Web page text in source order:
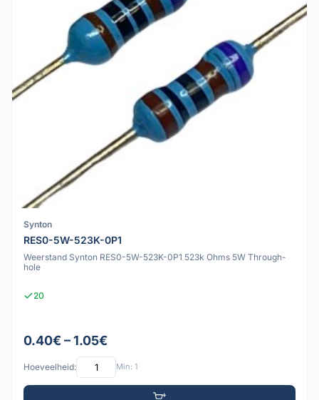
Synton
RES0-5W-523K-0P1
Weerstand Synton RES0-5W-523K-0P1 523k Ohms 5W Through-
hole
20
0.40€ – 1.05€
Hoeveelheid: Min: 1